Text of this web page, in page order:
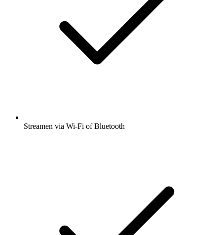
Streamen via Wi-Fi of Bluetooth